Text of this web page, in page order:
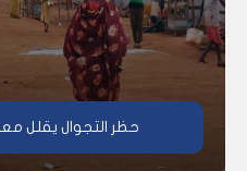
حظر التجوال يقلل